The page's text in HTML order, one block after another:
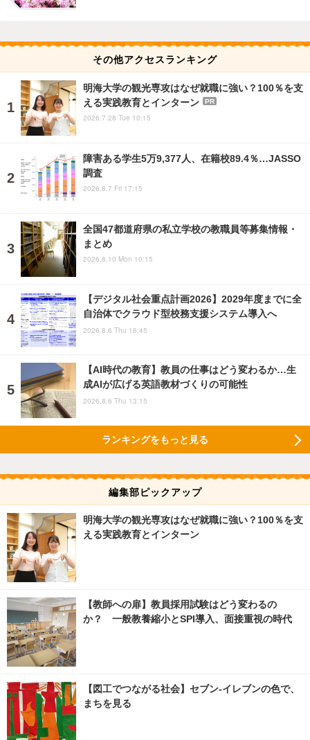
その他アクセスランキング
明海大学の観光専攻はなぜ就職に強い？100％を支
える実践教育とインターン
PR
2026.7.28 Tue 10:15
障害ある学生5万9,377人、在籍校89.4％…JASSO
調査
2026.8.7 Fri 17:15
全国47都道府県の私立学校の教職員等募集情報・
まとめ
2026.8.10 Mon 10:15
【デジタル社会重点計画2026】2029年度までに全
自治体でクラウド型校務支援システム導入へ
2026.8.6 Thu 16:45
【AI時代の教育】教員の仕事はどう変わるか…生
成AIが広げる英語教材づくりの可能性
2026.8.6 Thu 13:15
ランキングをもっと見る
編集部ピックアップ
明海大学の観光専攻はなぜ就職に強い？100％を支
える実践教育とインターン
【教師への扉】教員採用試験はどう変わるの
か？ 一般教養縮小とSPI導入、面接重視の時代
【図工でつながる社会】セブン‐イレブンの色で、
まちを見る